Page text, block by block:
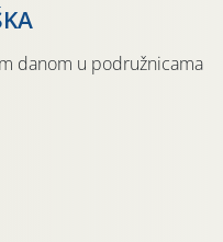
danom u podružnicama